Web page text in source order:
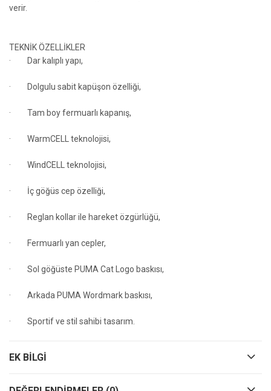
verir.
TEKNİK ÖZELLİKLER
· Dar kalıplı yapı,
· Dolgulu sabit kapüşon özelliği,
· Tam boy fermuarlı kapanış,
· WarmCELL teknolojisi,
· WindCELL teknolojisi,
· İç göğüs cep özelliği,
· Reglan kollar ile hareket özgürlüğü,
· Fermuarlı yan cepler,
· Sol göğüste PUMA Cat Logo baskısı,
· Arkada PUMA Wordmark baskısı,
· Sportif ve stil sahibi tasarım.
EK BILGI